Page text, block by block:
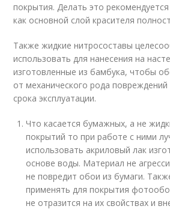
покрытия. Делать это
как основной слой красителя
Также жидкие нитросоставы
использовать для нанесения на
изготовленные из бамбука, чтобы
от механического рода
срока эксплуатации.
Что касается бумажных, а не
покрытий то при работе с ними
использовать акриловый лак
основе воды. Материал не
не повредит обои из бумаги.
применять для покрытия
не отразится на их свойствах и